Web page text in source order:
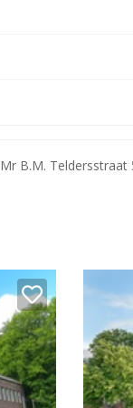
Mr B.M. Teldersstraat